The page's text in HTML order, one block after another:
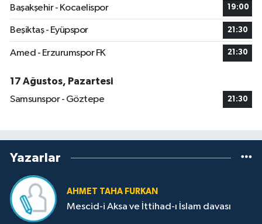
Başakşehir - Kocaelispor
19:00
Beşiktaş - Eyüpspor 21:30
Amed - Erzurumspor FK 21:30
17 Ağustos, Pazartesi
Samsunspor - Göztepe
21:30
Yazarlar
AHMET TAHA FURKAN
Mescid-i Aksa ve İttihad-ı İslam davası